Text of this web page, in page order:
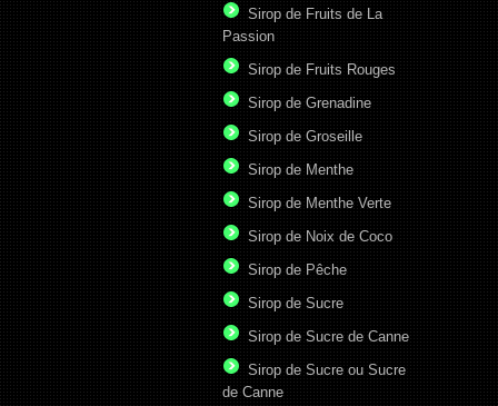
Sirop de Fruits de La
Passion
Sirop de Fruits Rouges
Sirop de Grenadine
Sirop de Groseille
Sirop de Menthe
Sirop de Menthe Verte
Sirop de Noix de Coco
Sirop de Pêche
Sirop de Sucre
Sirop de Sucre de Canne
Sirop de Sucre ou Sucre
de Canne